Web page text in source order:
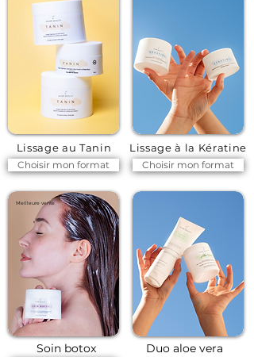
Lissage au Tanin
Choisir mon format
Lissage à la Kératine
Choisir mon format
Meilleure vente
Duo aloe vera
Soin botox